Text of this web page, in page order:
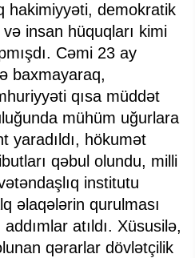
hakimiyyəti, demokratik
insan hüquqları kimi
Cəmi 23 ay
baxmayaraq,
qısa müddət
mühüm uğurlara
yaradıldı, hökumət
qəbul olundu, milli
institutu
əlaqələrin qurulması
atıldı. Xüsusilə,
qərarlar dövlətçilik